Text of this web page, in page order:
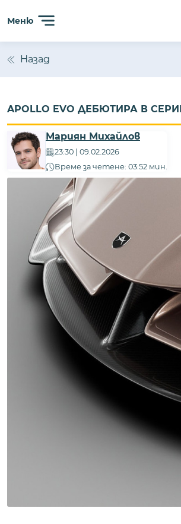
Меню
Назад
APOLLO EVO ДЕБЮТИРА В
Мариян Михайлов
23:30 | 09.02.2026
Време за четене: 03:52 мин.